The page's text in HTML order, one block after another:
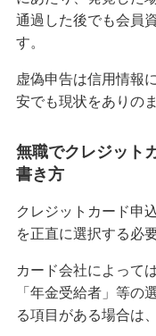
困ったときは・よくあるご質
通過した後でも会員
す。
虚偽申告は信用情報
安でも現状をありの
無職でクレジット
書き方
クレジットカード申
を正直に選択する必
カード会社によって
「年金受給者」等の
る項目がある場合は